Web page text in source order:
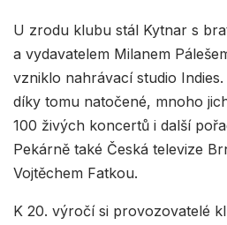
U zrodu klubu stál Kytnar s
a vydavatelem Milanem
vzniklo nahrávací studio
díky tomu natočené, mnoho
100 živých koncertů i další
Pekárně také Česká televize
Vojtěchem Fatkou.
K 20. výročí si provozovatelé